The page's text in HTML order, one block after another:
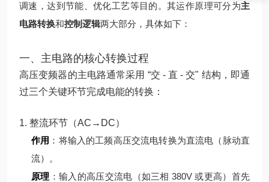
调速，达到节能、优化工艺等目的。其运作原理可分为主
电路转换和控制逻辑两大部分，具体如下：
一、主电路的核心转换过程
高压变频器的主电路通常采用 “交 - 直 - 交" 结构，即通
过三个关键环节完成电能的转换：
1. 整流环节（AC→DC）
作用 ：将输入的工频高压交流电转换为直流电（脉动直
流）。
原理 ： 输入的高压交流电（如三相 380V 或更高）首先